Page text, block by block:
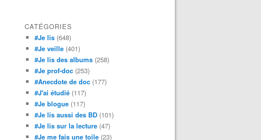
CATÉGORIES
#Je lis (648)
#Je veille (401)
#Je lis des albums (258)
#Je prof-doc (253)
#Anecdote de doc (177)
#J'ai étudié (117)
#Je blogue (117)
#Je lis aussi des BD (101)
#Je lis sur la lecture (47)
#Je me fais une toile (23)